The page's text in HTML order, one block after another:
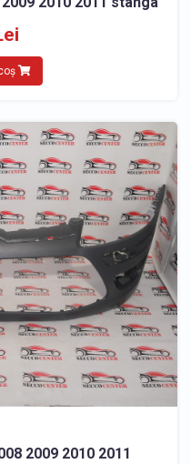
2009 2010 2011